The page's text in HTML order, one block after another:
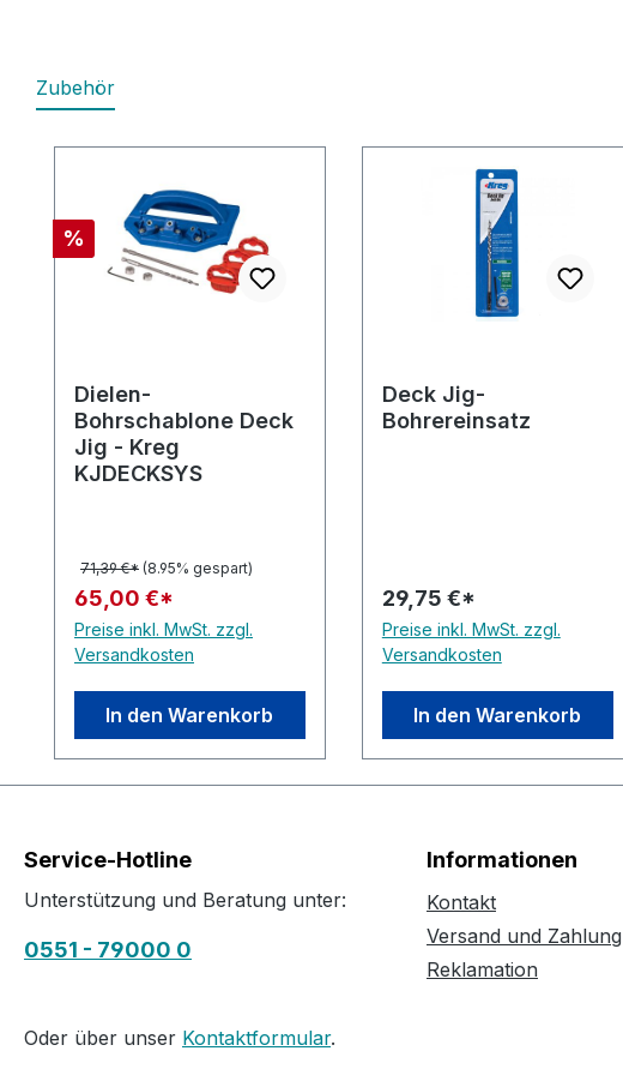
Zubehör
Rabatt
%
Dielen-
Bohrschablone Deck
Jig - Kreg
KJDECKSYS
71,39 €* (8.95% gespart)
65,00 €*
Preise inkl. MwSt. zzgl.
Versandkosten
In den Warenkorb
Deck Jig-
Bohrereinsatz
29,75 €*
Preise inkl. MwSt. zzgl.
Versandkosten
In den Warenkorb
Service-Hotline
Unterstützung und Beratung unter:
0551 - 79000 0
Oder über unser Kontaktformular.
Informationen
Kontakt
Versand und Zahlung
Reklamation